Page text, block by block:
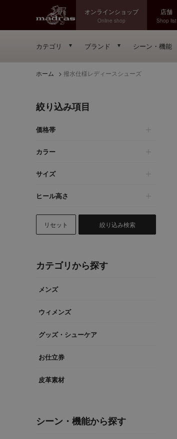
オンラインショップ
Online shop
店舗
Shop list
カテゴリ ブランド シーン・機能
ホーム > 撥水仕様レディースシューズ
絞り込み項目
価格帯
カラー
サイズ
ヒール高さ
リセット 絞り込み検索
カテゴリから探す
メンズ
ウィメンズ
グッズ・シューケア
お仕立券
皮革素材
シーン・機能から探す